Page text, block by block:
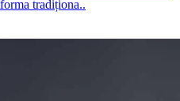
tradiționa..